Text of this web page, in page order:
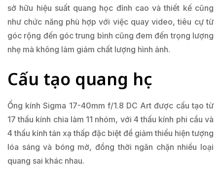
sở hữu hiệu suất quang học đỉnh cao và thiết kế cũng
như chức năng phù hợp với việc quay video, tiêu cự từ
góc rộng đến góc trung bình cũng đem đến trọng lượng
nhẹ mà không làm giảm chất lượng hình ảnh.
Cấu tạo quang học
Ống kính Sigma 17-40mm f/1.8 DC Art được cấu tạo từ
17 thấu kính chia làm 11 nhóm, với 4 thấu kính phi cầu và
4 thấu kính tán xạ thấp đặc biệt để giảm thiểu hiện tượng
lóa sáng và bóng mờ, đồng thời ngăn chặn nhiều loại
quang sai khác nhau.